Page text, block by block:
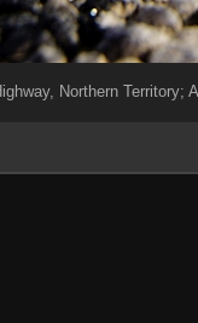
Northern Territory;